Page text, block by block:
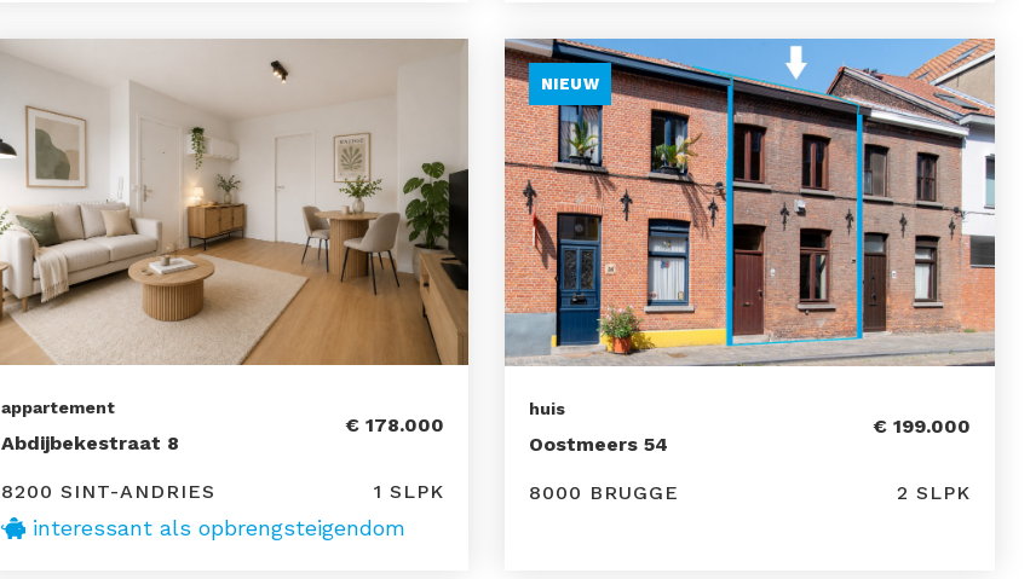
appartement
Abdijbekestraat 8
€ 178.000
8200 SINT-ANDRIES 1 SLPK
interessant als opbrengsteigendom
NIEUW
huis
Oostmeers 54
€ 199.000
8000 BRUGGE 2 SLPK